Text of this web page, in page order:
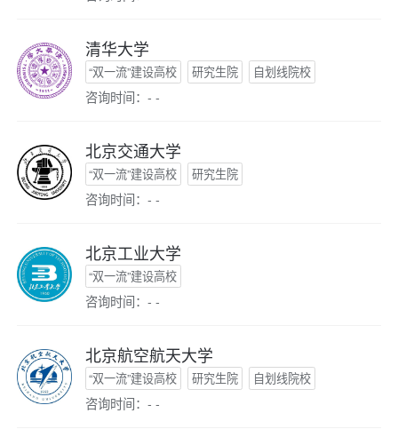
清华大学
“双一流”建设高校 研究生院 自划线院校
咨询时间：- -
北京交通大学
“双一流”建设高校 研究生院
咨询时间：- -
北京工业大学
“双一流”建设高校
咨询时间：- -
北京航空航天大学
“双一流”建设高校 研究生院 自划线院校
咨询时间：- -